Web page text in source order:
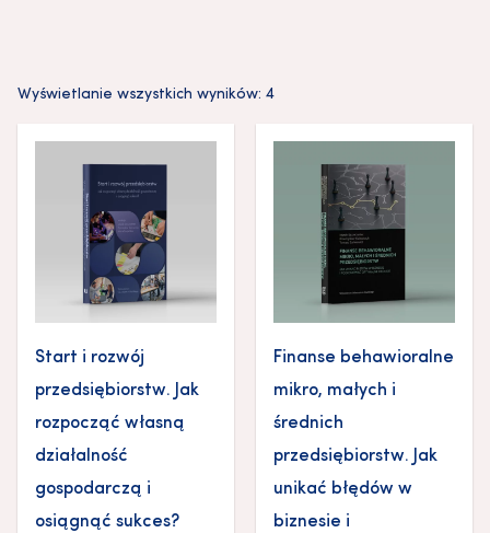
Wyświetlanie wszystkich wyników: 4
Start i rozwój
przedsiębiorstw. Jak
rozpocząć własną
działalność
gospodarczą i
osiągnąć sukces?
Finanse behawioralne
mikro, małych i
średnich
przedsiębiorstw. Jak
unikać błędów w
biznesie i